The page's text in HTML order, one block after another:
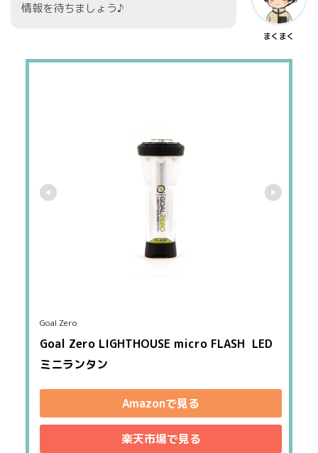
情報を待ちましょう♪
まくまく
Goal Zero
Goal Zero LIGHTHOUSE micro FLASH  LED
ミニランタン
Amazonで見る
楽天市場で見る